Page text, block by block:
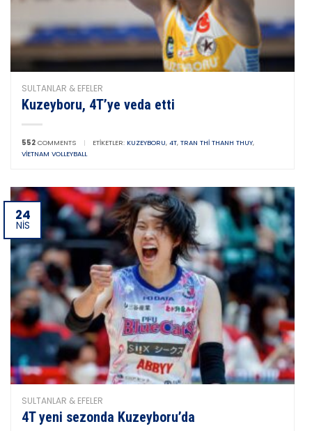
SULTANLAR & EFELER
Kuzeyboru, 4T’ye veda etti
552 COMMENTS | ETIKETLER: KUZEYBORU, 4T, TRAN THI THANH THUY,
VIETNAM VOLLEYBALL
24
NIS
SULTANLAR & EFELER
4T yeni sezonda Kuzeyboru’da